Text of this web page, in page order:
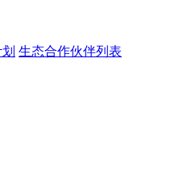
生态合作伙伴列表